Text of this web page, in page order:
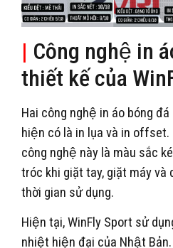
| Công nghệ in
thiết kế của
Hai công nghệ in áo bóng
hiện có là in lụa và in
công nghệ này là màu sắc
tróc khi giặt tay, giặt máy và
thời gian sử dụng.
Hiện tại, WinFly Sport sử
nhiệt hiện đại của Nhật